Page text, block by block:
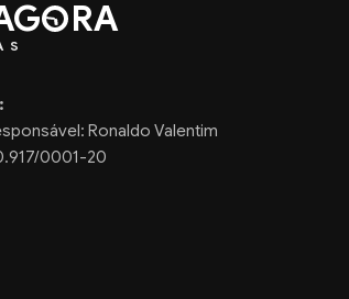
RA
Ronaldo Valentim
0001-20